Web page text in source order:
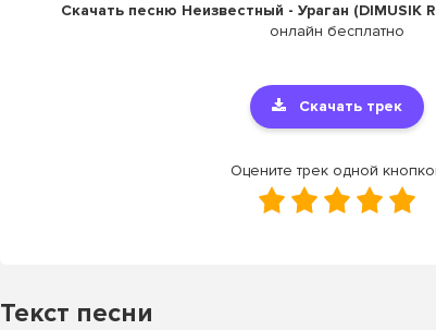
Скачать песню Неизвестный - Ураган (DIMUSIK
онлайн бесплатно
Скачать трек
Оцените трек одной
Текст песни